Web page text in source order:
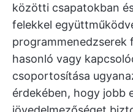
közötti csapatokban
felekkel
programmenedzserek
hasonló vagy
csoportosítása
érdekében, hogy jobb